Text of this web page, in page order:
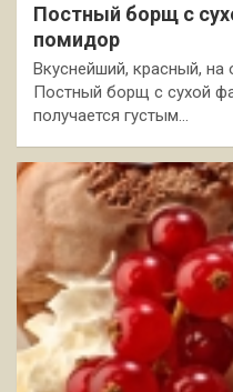
Постный борщ с
помидор
Вкуснейший, красный,
Постный борщ с сухой
получается густым…